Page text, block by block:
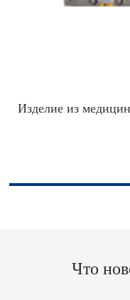
Изделие из
Что